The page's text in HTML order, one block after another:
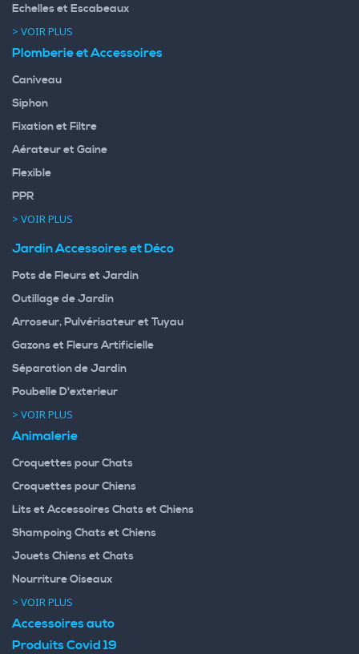
Echelles et Escabeaux
> VOIR PLUS
Plomberie et Accessoires
Caniveau
Siphon
Fixation et Filtre
Aérateur et Gaine
Flexible
PPR
> VOIR PLUS
Jardin Accessoires et Déco
Pots de Fleurs et Jardin
Outillage de Jardin
Arroseur, Pulvérisateur et Tuyau
Gazons et Fleurs Artificielle
Séparation de Jardin
Poubelle D'exterieur
> VOIR PLUS
Animalerie
Croquettes pour Chats
Croquettes pour Chiens
Lits et Accessoires Chats et Chiens
Shampoing Chats et Chiens
Jouets Chiens et Chats
Nourriture Oiseaux
> VOIR PLUS
Accessoires auto
Produits Covid 19